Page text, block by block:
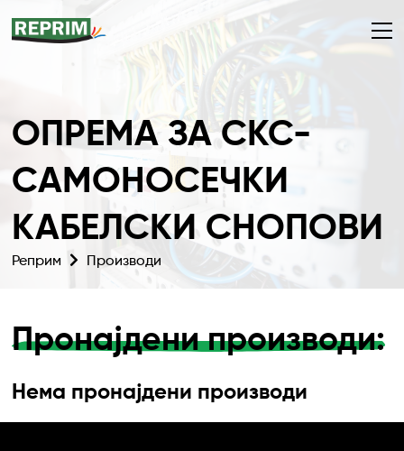
ОПРЕМА ЗА СКС-
САМОНОСЕЧКИ
КАБЕЛСКИ СНОПОВИ
Реприм Производи
Пронајдени производи:
Нема пронајдени производи